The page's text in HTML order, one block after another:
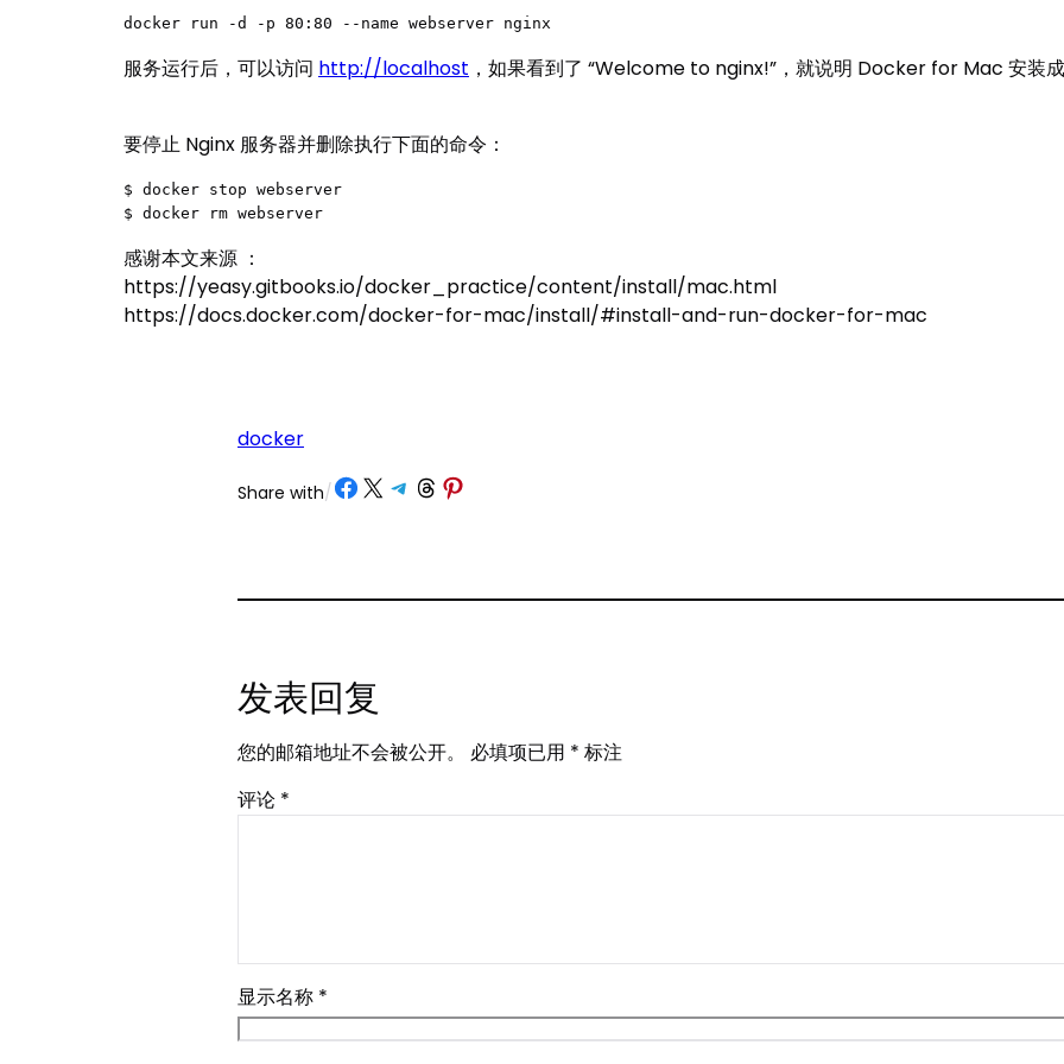
docker run -d -p 80:80 --name webserver nginx
服务运行后，可以访问 http://localhost ，如果看到了 “Welcome to nginx!”，就说明 Docker for Mac 安装成
要停止 Nginx 服务器并删除执行下面的命令：
$ docker stop webserver
$ docker rm webserver
感谢本文来源 ：
https://yeasy.gitbooks.io/docker_practice/content/install/mac.html
https://docs.docker.com/docker-for-mac/install/#install-and-run-docker-for-mac
docker
Share with/ Share on Facebook
Share on X Share on Telegram
Share on Threads
Share on Pinterest
发表回复
您的邮箱地址不会被公开。 必填项已用 * 标注
评论 *
显示名称 *